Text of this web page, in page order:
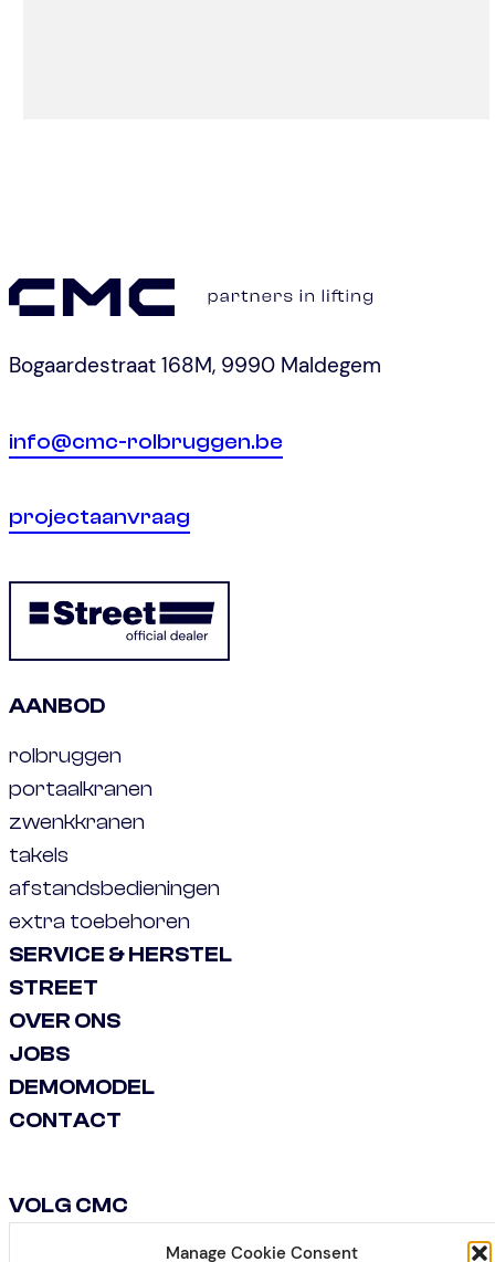
Manage Cookie Consent
Bogaardestraat 168M, 9990 Maldegem
info@cmc-rolbruggen.be
projectaanvraag
AANBOD
rolbruggen
portaalkranen
zwenkkranen
takels
afstandsbedieningen
extra toebehoren
SERVICE & HERSTEL
STREET
OVER ONS
JOBS
DEMOMODEL
CONTACT
VOLG CMC